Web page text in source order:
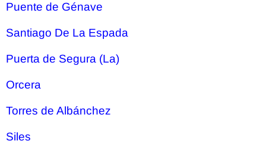
Puente de Génave
Santiago De La Espada
Puerta de Segura (La)
Orcera
Torres de Albánchez
Siles